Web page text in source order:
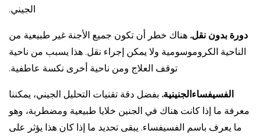
الجيني.
دورة بدون نقل. هناك خطر أن تكون جميع الأجنة غير طبيعية من
الناحية الكروموسومية ولا يمكن إجراء نقل. هذا يسبب من ناحية
توقف العلاج ومن ناحية أخرى نكسة عاطفية.
الفسيفساءالجنينية. بفضل دقة تقنيات التحليل الجيني، يمكننا
معرفة ما إذا كانت هناك في الجنين خلايا طبيعية ومضطربة، وهو
ما يعرف باسم الفسيفساء. يبقى تحديد ما إذا كان هذا يؤثر على